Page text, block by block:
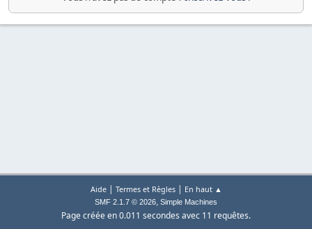
Aide| Termes et Règles| En haut ▲
SMF 2.1.7 © 2026, Simple Machines
Page créée en 0.011 secondes avec 11 requêtes.